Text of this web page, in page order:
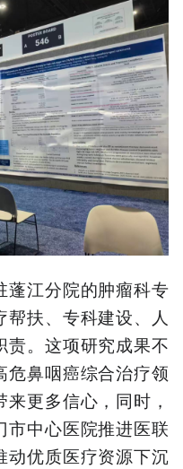
蓬江分院的肿瘤科专
扶、专科建设、人
责。这项研究成果不
危鼻咽癌综合治疗领
更多信心，同时，
市中心医院推进医联
动优质医疗资源下沉